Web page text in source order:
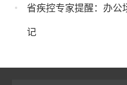
省疾控专家提醒：办公
记